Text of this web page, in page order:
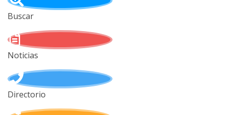
Buscar
Noticias
Directorio